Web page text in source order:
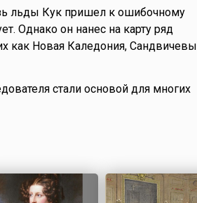
льды Кук пришел к ошибочному
Однако он нанес на карту ряд
как Новая Каледония, Сандвичевы
стали основой для многих